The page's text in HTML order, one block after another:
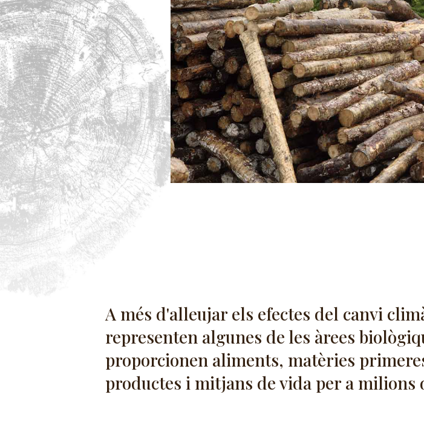
A més d'alleujar els efectes del canvi
representen algunes de les àrees
proporcionen aliments, matèries
productes i mitjans de vida per a milions